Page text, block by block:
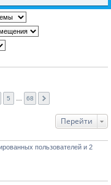
5 68
Перейти
пользователей и 2